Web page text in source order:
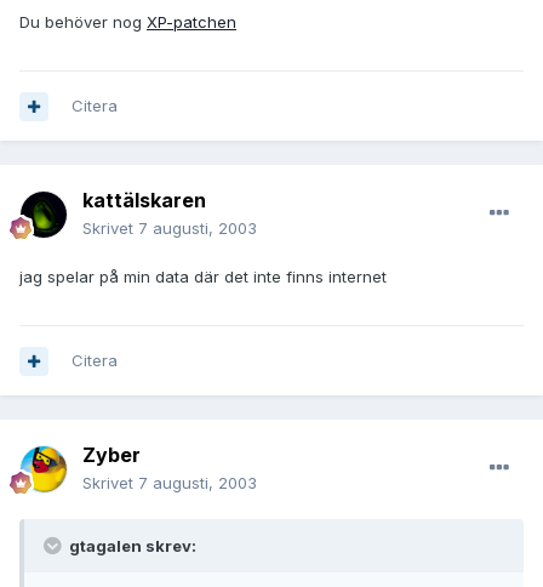
Du behöver nog XP-patchen
Citera
kattälskaren
Skrivet 7 augusti, 2003
jag spelar på min data där det inte finns internet
Citera
Zyber
Skrivet 7 augusti, 2003
gtagalen skrev: